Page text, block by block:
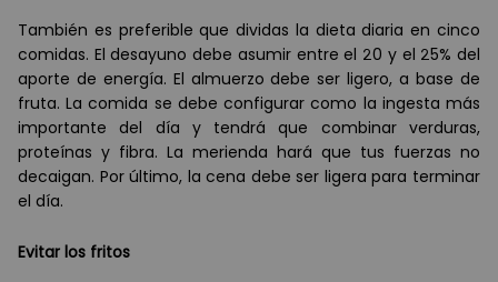
También es preferible que dividas la dieta diaria en cinco
comidas. El desayuno debe asumir entre el 20 y el 25% del
aporte de energía. El almuerzo debe ser ligero, a base de
fruta. La comida se debe configurar como la ingesta más
importante del día y tendrá que combinar verduras,
proteínas y fibra. La merienda hará que tus fuerzas no
decaigan. Por último, la cena debe ser ligera para terminar
el día.
Evitar los fritos